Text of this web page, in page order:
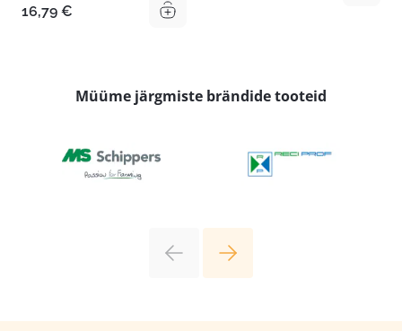
16,79 €
Müüme järgmiste brändide tooteid